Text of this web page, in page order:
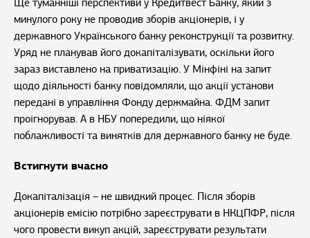
Ще туманніші перспективи у Кредитвест Банку, який з
минулого року не проводив зборів акціонерів, і у
державного Українського банку реконструкції та розвитку.
Уряд не планував його докапіталізувати, оскільки його
зараз виставлено на приватизацію. У Мінфіні на запит
щодо діяльності банку повідомляли, що акції установи
передані в управління Фонду держмайна. ФДМ запит
проігнорував. А в НБУ попередили, що ніякої
поблажливості та винятків для державного банку не буде.
Встигнути вчасно
Докапіталізація – не швидкий процес. Після зборів
акціонерів емісію потрібно зареєструвати в НКЦПФР, після
чого провести викуп акцій, зареєструвати результати